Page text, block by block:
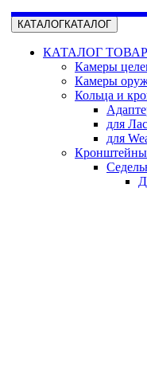
КАТАЛОГКАТАЛОГ
КАТАЛОГ
Камеры
Камеры
Кольца и
для
для